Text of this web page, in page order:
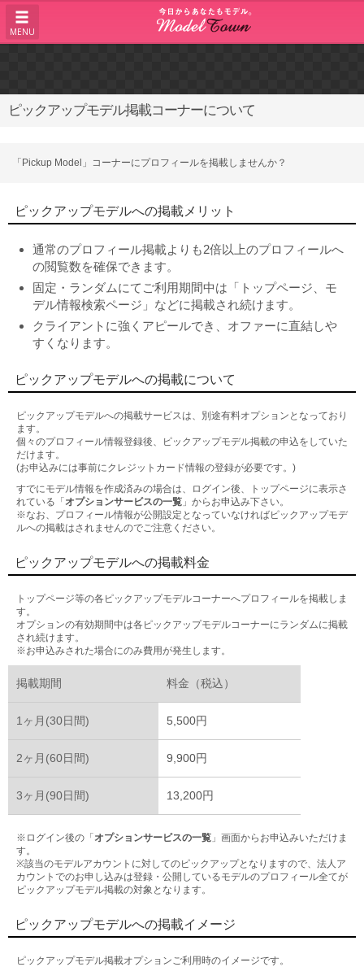
MENU
ピックアップモデル掲載コーナーについて
「Pickup Model」コーナーにプロフィールを掲載しませんか？
ピックアップモデルへの掲載メリット
通常のプロフィール掲載よりも2倍以上のプロフィールへ
の閲覧数を確保できます。
固定・ランダムにてご利用期間中は「トップページ、モ
デル情報検索ページ」などに掲載され続けます。
クライアントに強くアピールでき、オファーに直結しや
すくなります。
ピックアップモデルへの掲載について
ピックアップモデルへの掲載サービスは、別途有料オプションとなっており
ます。
個々のプロフィール情報登録後、ピックアップモデル掲載の申込をしていた
だけます。
(お申込みには事前にクレジットカード情報の登録が必要です。)
すでにモデル情報を作成済みの場合は、ログイン後、トップページに表示さ
れている「 オプションサービスの一覧 」からお申込み下さい。
※なお、プロフィール情報が公開設定となっていなければピックアップモデ
ルへの掲載はされませんのでご注意ください。
ピックアップモデルへの掲載料金
トップページ等の各ピックアップモデルコーナーへプロフィールを掲載しま
す。
オプションの有効期間中は各ピックアップモデルコーナーにランダムに掲載
され続けます。
※お申込みされた場合にのみ費用が発生します。
掲載期間 料金（税込）
1ヶ月(30日間) 5,500円
2ヶ月(60日間) 9,900円
3ヶ月(90日間) 13,200円
※ログイン後の「 オプションサービスの一覧 」画面からお申込みいただけま
す。
※該当のモデルアカウントに対してのピックアップとなりますので、法人ア
カウントでのお申し込みは登録・公開しているモデルのプロフィール全てが
ピックアップモデル掲載の対象となります。
ピックアップモデルへの掲載イメージ
ピックアップモデル掲載オプションご利用時のイメージです。